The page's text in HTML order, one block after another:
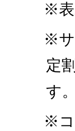
※表
※サ
定
す。
※コ